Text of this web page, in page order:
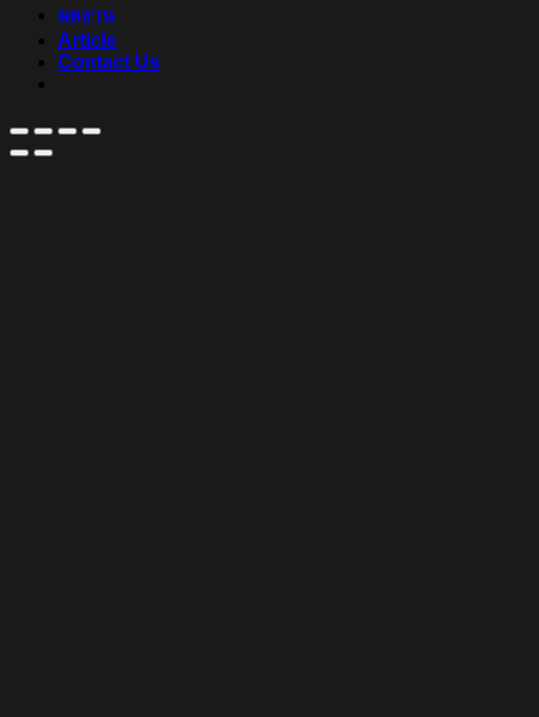
ผลงาน
Article
Contact Us